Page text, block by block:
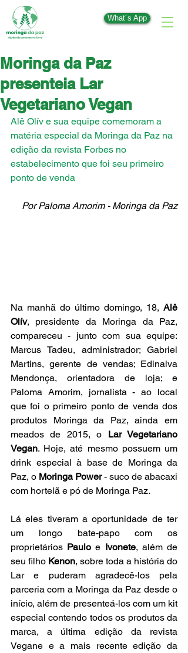
What´s App
Moringa da Paz
presenteia Lar
Vegetariano Vegan
Alê Olív e sua equipe comemoram a
matéria especial da Moringa da Paz na
edição da revista Forbes no
estabelecimento que foi seu primeiro
ponto de venda
Por Paloma Amorim - Moringa da Paz
Na manhã do último domingo, 18, Alê
Olív, presidente da Moringa da Paz,
compareceu - junto com sua equipe:
Marcus Tadeu, administrador; Gabriel
Martins, gerente de vendas; Edinalva
Mendonça, orientadora de loja; e
Paloma Amorim, jornalista - ao local
que foi o primeiro ponto de venda dos
produtos Moringa da Paz, ainda em
meados de 2015, o Lar Vegetariano
Vegan. Hoje, até mesmo possuem um
drink especial à base de Moringa da
Paz, o Moringa Power - suco de abacaxi
com hortelã e pó de Moringa Paz.
Lá eles tiveram a oportunidade de ter
um longo bate-papo com os
proprietários Paulo e Ivonete, além de
seu filho Kenon, sobre toda a história do
Lar e puderam agradecê-los pela
parceria com a Moringa da Paz desde o
início, além de presenteá-los com um kit
especial contendo todos os produtos da
marca, a última edição da revista